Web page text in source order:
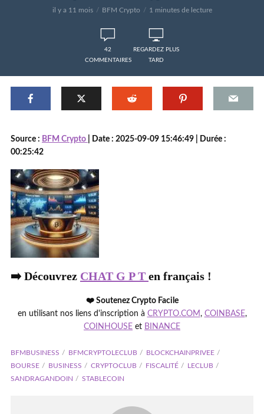
il y a 11 mois BFM Crypto 1 minutes de lecture
42
COMMENTAIRES
REGARDEZ PLUS
TARD
Source : BFM Crypto
| Date : 2025-09-09 15:46:49 | Durée :
00:25:42
➡️ Découvrez CHAT G P T en français !
❤️ Soutenez Crypto Facile
en utilisant nos liens d'inscription à CRYPTO.COM, COINBASE,
COINHOUSE et BINANCE
BFMBUSINESS BFMCRYPTOLECLUB
BLOCKCHAINPRIVEE
BOURSE
BUSINESS CRYPTOCLUB FISCALITÉ
LECLUB
SANDRAGANDOIN
STABLECOIN